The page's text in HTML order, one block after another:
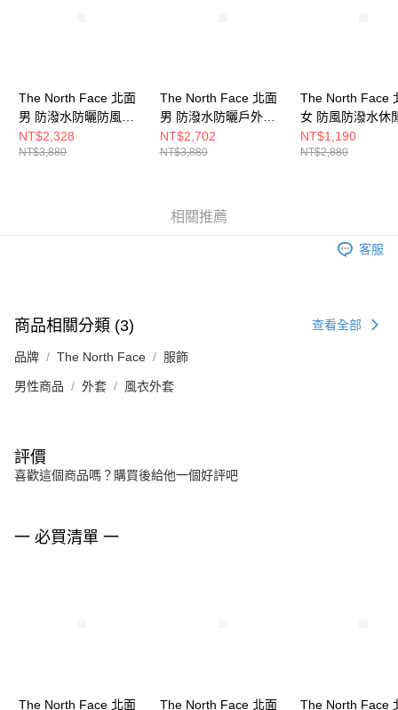
The North Face 北面
男 防潑水防曬防風外
套 NF0A81POJK3
NT$2,328
NT$3,880
The North Face 北面
男 防潑水防曬戶外徒
步褲 NF0A87VXJK3
NT$2,702
NT$3,880
The North Face
女 防風防潑水休
褲
NT$1,190
NT$2,880
相關推薦
客服
商品相關分類 (3) 查看全部
品牌 The North Face 服飾
男性商品 外套 風衣外套
評價
喜歡這個商品嗎？購買後給他一個好評吧
一 必買清單 一
The North Face 北面 The North Face 北面 The North Face